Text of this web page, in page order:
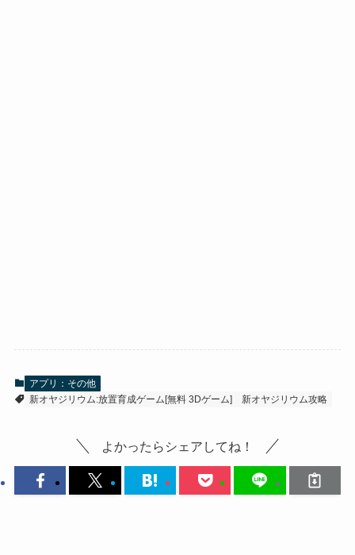
アプリ：その他
新オヤジリウム:放置育成ゲーム[無料 3Dゲーム]
新オヤジリウム攻略
よかったらシェアしてね！